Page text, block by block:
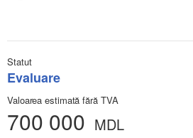
Statut
Evaluare
Valoarea estimată fără TVA
700 000 MDL